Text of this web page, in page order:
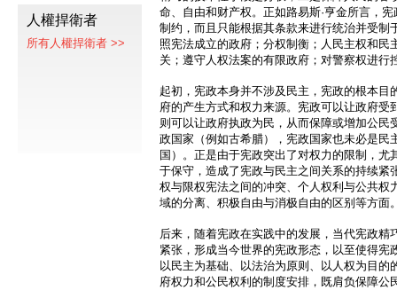
人權捍衛者
所有人權捍衛者 >>
命、自由和财产权。正如路易斯·亨金所言，
制约，而且只能根据其条款来进行统治并受制
照宪法成立的政府；分权制衡；人民主权和民
关；遵守人权法案的有限政府；对警察权进行
起初，宪政本身并不涉及民主，宪政的根本目
府的产生方式和权力来源。宪政可以让政府受
则可以让政府执政为民，从而保障或增加公民
政国家（例如古希腊），宪政国家也未必是民
国）。正是由于宪政突出了对权力的限制，尤
于保守，造成了宪政与民主之间关系的持续紧
权与限权宪法之间的冲突、个人权利与公共权
域的分离、积极自由与消极自由的区别等方面
后来，随着宪政在实践中的发展，当代宪政精
紧张，形成当今世界的宪政形态，以至使得宪
以民主为基础、以法治为原则、以人权为目的
府权力和公民权利的制度安排，既肩负保障公